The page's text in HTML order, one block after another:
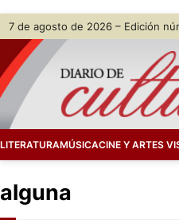
Skip
content
7 de agosto de 2026 – Edición
LITERATURAMÚSICACINE Y ARTES
alguna